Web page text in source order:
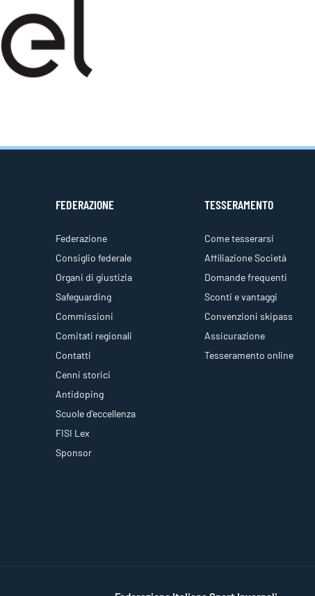
FEDERAZIONE
Federazione
Consiglio federale
Organi di giustizia
Safeguarding
Commissioni
Comitati regionali
Contatti
Cenni storici
Antidoping
Scuole d'eccellenza
FISI Lex
Sponsor
TESSERAMENTO
Come tesserarsi
Affiliazione Società
Domande frequenti
Sconti e vantaggi
Convenzioni skipass
Assicurazione
Tesseramento online